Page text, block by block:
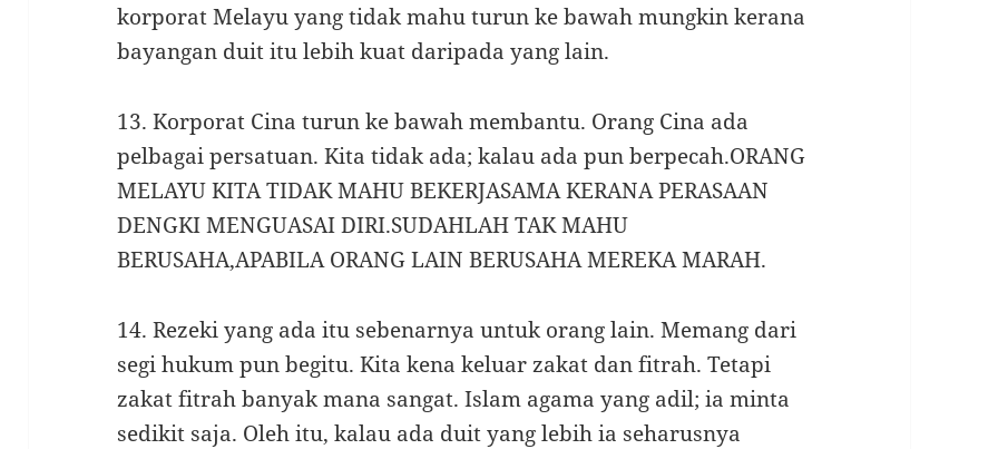
korporat Melayu yang tidak mahu turun ke bawah mungkin kerana
bayangan duit itu lebih kuat daripada yang lain.
13. Korporat Cina turun ke bawah membantu. Orang Cina ada
pelbagai persatuan. Kita tidak ada; kalau ada pun berpecah.ORANG
MELAYU KITA TIDAK MAHU BEKERJASAMA KERANA PERASAAN
DENGKI MENGUASAI DIRI.SUDAHLAH TAK MAHU
BERUSAHA,APABILA ORANG LAIN BERUSAHA MEREKA MARAH.
14. Rezeki yang ada itu sebenarnya untuk orang lain. Memang dari
segi hukum pun begitu. Kita kena keluar zakat dan fitrah. Tetapi
zakat fitrah banyak mana sangat. Islam agama yang adil; ia minta
sedikit saja. Oleh itu, kalau ada duit yang lebih ia seharusnya